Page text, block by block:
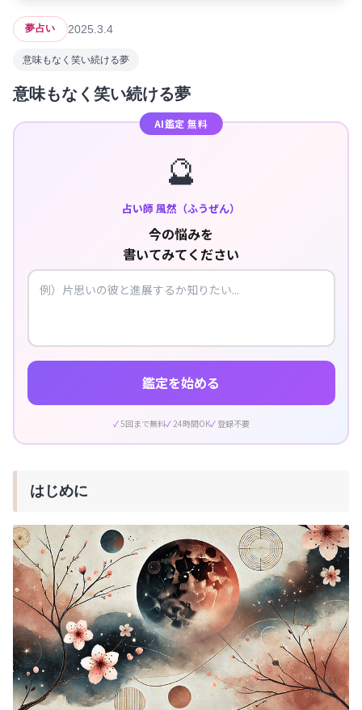
夢占い 2025.3.4
意味もなく笑い続ける夢
意味もなく笑い続ける夢
AI鑑定 無料
🔮
占い師 風然（ふうぜん）
今の悩みを
書いてみてください
鑑定を始める
5回まで無料 24時間OK 登録不要
はじめに